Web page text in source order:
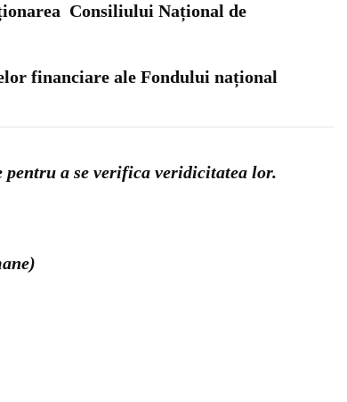
Consiliului Național de
financiare ale Fondului național
a se verifica veridicitatea lor.